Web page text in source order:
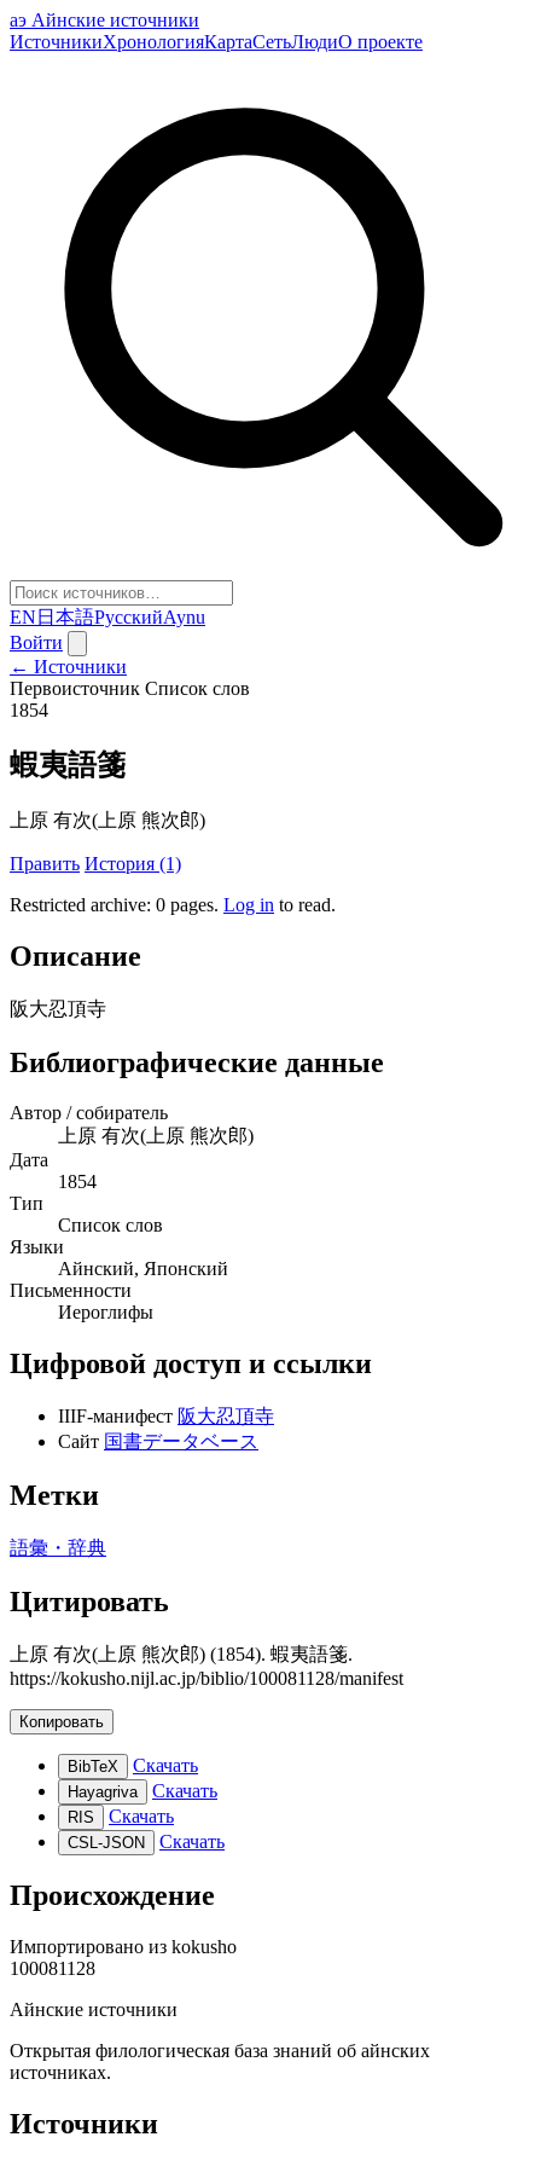
аэ Айнские источники
ИсточникиХронологияКартаСетьЛюдиО проекте
EN 日本語РусскийAynu
Войти
← Источники
Первоисточник Список слов
1854
蝦夷語箋
上原 有次(上原 熊次郎)
Править История (1)
Restricted archive: 0 pages. Log in to read.
Описание
阪大忍頂寺
Библиографические данные
Автор / собиратель
上原 有次(上原 熊次郎)
Дата
1854
Тип
Список слов
Языки
Айнский, Японский
Письменности
Иероглифы
Цифровой доступ и ссылки
IIIF-манифест 阪大忍頂寺
Сайт 国書データベース
Метки
語彙・辞典
Цитировать
上原 有次(上原 熊次郎) (1854). 蝦夷語箋.
https://kokusho.nijl.ac.jp/biblio/100081128/manifest
Копировать
BibTeX Скачать
Hayagriva Скачать
RIS Скачать
CSL-JSON Скачать
Происхождение
Импортировано из kokusho
100081128
Айнские источники
Открытая филологическая база знаний об айнских
источниках.
Источники